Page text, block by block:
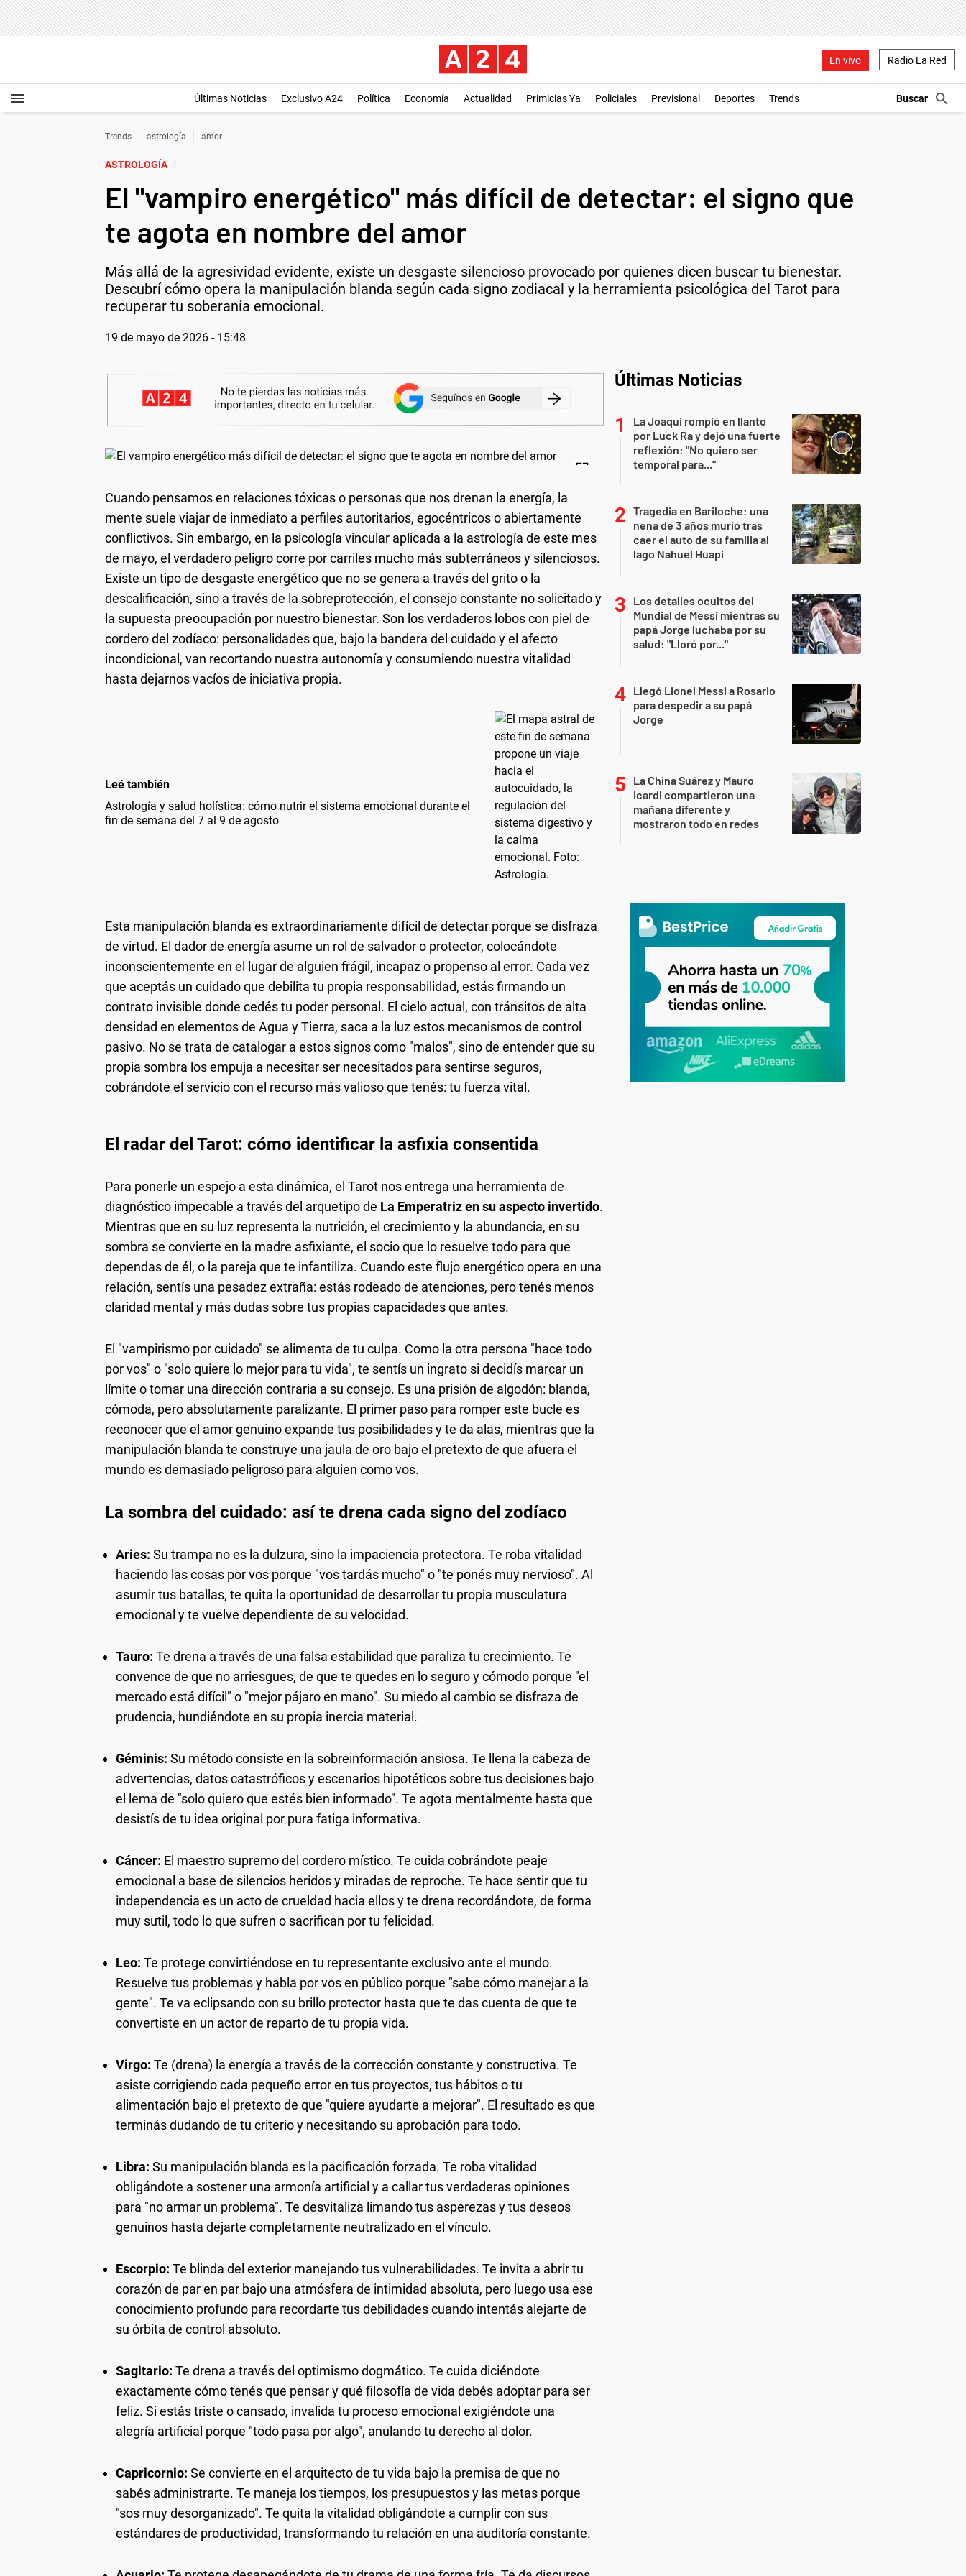
En vivo Radio La Red
Últimas Noticias Exclusivo A24 Política Economía Actualidad Primicias Ya Policiales Previsional Deportes Trends
Trends astrología amor
ASTROLOGÍA
El "vampiro energético" más difícil de detectar: el signo que
te agota en nombre del amor
Más allá de la agresividad evidente, existe un desgaste silencioso provocado por quienes dicen buscar tu bienestar.
Descubrí cómo opera la manipulación blanda según cada signo zodiacal y la herramienta psicológica del Tarot para
recuperar tu soberanía emocional.
19 de mayo de 2026 - 15:48
Cuando pensamos en relaciones tóxicas o personas que nos drenan la energía, la
mente suele viajar de inmediato a perfiles autoritarios, egocéntricos o abiertamente
conflictivos. Sin embargo, en la psicología vincular aplicada a la astrología de este mes
de mayo, el verdadero peligro corre por carriles mucho más subterráneos y silenciosos.
Existe un tipo de desgaste energético que no se genera a través del grito o la
descalificación, sino a través de la sobreprotección, el consejo constante no solicitado y
la supuesta preocupación por nuestro bienestar. Son los verdaderos lobos con piel de
cordero del zodíaco: personalidades que, bajo la bandera del cuidado y el afecto
incondicional, van recortando nuestra autonomía y consumiendo nuestra vitalidad
hasta dejarnos vacíos de iniciativa propia.
Leé también
Astrología y salud holística: cómo nutrir el sistema emocional durante el
fin de semana del 7 al 9 de agosto
Esta manipulación blanda es extraordinariamente difícil de detectar porque se disfraza
de virtud. El dador de energía asume un rol de salvador o protector, colocándote
inconscientemente en el lugar de alguien frágil, incapaz o propenso al error. Cada vez
que aceptás un cuidado que debilita tu propia responsabilidad, estás firmando un
contrato invisible donde cedés tu poder personal. El cielo actual, con tránsitos de alta
densidad en elementos de Agua y Tierra, saca a la luz estos mecanismos de control
pasivo. No se trata de catalogar a estos signos como "malos", sino de entender que su
propia sombra los empuja a necesitar ser necesitados para sentirse seguros,
cobrándote el servicio con el recurso más valioso que tenés: tu fuerza vital.
El radar del Tarot: cómo identificar la asfixia consentida
Para ponerle un espejo a esta dinámica, el Tarot nos entrega una herramienta de
diagnóstico impecable a través del arquetipo de La Emperatriz en su aspecto invertido.
Mientras que en su luz representa la nutrición, el crecimiento y la abundancia, en su
sombra se convierte en la madre asfixiante, el socio que lo resuelve todo para que
dependas de él, o la pareja que te infantiliza. Cuando este flujo energético opera en una
relación, sentís una pesadez extraña: estás rodeado de atenciones, pero tenés menos
claridad mental y más dudas sobre tus propias capacidades que antes.
El "vampirismo por cuidado" se alimenta de tu culpa. Como la otra persona "hace todo
por vos" o "solo quiere lo mejor para tu vida", te sentís un ingrato si decidís marcar un
límite o tomar una dirección contraria a su consejo. Es una prisión de algodón: blanda,
cómoda, pero absolutamente paralizante. El primer paso para romper este bucle es
reconocer que el amor genuino expande tus posibilidades y te da alas, mientras que la
manipulación blanda te construye una jaula de oro bajo el pretexto de que afuera el
mundo es demasiado peligroso para alguien como vos.
La sombra del cuidado: así te drena cada signo del zodíaco
Aries: Su trampa no es la dulzura, sino la impaciencia protectora. Te roba vitalidad
haciendo las cosas por vos porque "vos tardás mucho" o "te ponés muy nervioso". Al
asumir tus batallas, te quita la oportunidad de desarrollar tu propia musculatura
emocional y te vuelve dependiente de su velocidad.
Tauro: Te drena a través de una falsa estabilidad que paraliza tu crecimiento. Te
convence de que no arriesgues, de que te quedes en lo seguro y cómodo porque "el
mercado está difícil" o "mejor pájaro en mano". Su miedo al cambio se disfraza de
prudencia, hundiéndote en su propia inercia material.
Géminis: Su método consiste en la sobreinformación ansiosa. Te llena la cabeza de
advertencias, datos catastróficos y escenarios hipotéticos sobre tus decisiones bajo
el lema de "solo quiero que estés bien informado". Te agota mentalmente hasta que
desistís de tu idea original por pura fatiga informativa.
Cáncer: El maestro supremo del cordero místico. Te cuida cobrándote peaje
emocional a base de silencios heridos y miradas de reproche. Te hace sentir que tu
independencia es un acto de crueldad hacia ellos y te drena recordándote, de forma
muy sutil, todo lo que sufren o sacrifican por tu felicidad.
Leo: Te protege convirtiéndose en tu representante exclusivo ante el mundo.
Resuelve tus problemas y habla por vos en público porque "sabe cómo manejar a la
gente". Te va eclipsando con su brillo protector hasta que te das cuenta de que te
convertiste en un actor de reparto de tu propia vida.
Virgo: Te (drena) la energía a través de la corrección constante y constructiva. Te
asiste corrigiendo cada pequeño error en tus proyectos, tus hábitos o tu
alimentación bajo el pretexto de que "quiere ayudarte a mejorar". El resultado es que
terminás dudando de tu criterio y necesitando su aprobación para todo.
Libra: Su manipulación blanda es la pacificación forzada. Te roba vitalidad
obligándote a sostener una armonía artificial y a callar tus verdaderas opiniones
para "no armar un problema". Te desvitaliza limando tus asperezas y tus deseos
genuinos hasta dejarte completamente neutralizado en el vínculo.
Escorpio: Te blinda del exterior manejando tus vulnerabilidades. Te invita a abrir tu
corazón de par en par bajo una atmósfera de intimidad absoluta, pero luego usa ese
conocimiento profundo para recordarte tus debilidades cuando intentás alejarte de
su órbita de control absoluto.
Sagitario: Te drena a través del optimismo dogmático. Te cuida diciéndote
exactamente cómo tenés que pensar y qué filosofía de vida debés adoptar para ser
feliz. Si estás triste o cansado, invalida tu proceso emocional exigiéndote una
alegría artificial porque "todo pasa por algo", anulando tu derecho al dolor.
Capricornio: Se convierte en el arquitecto de tu vida bajo la premisa de que no
sabés administrarte. Te maneja los tiempos, los presupuestos y las metas porque
"sos muy desorganizado". Te quita la vitalidad obligándote a cumplir con sus
estándares de productividad, transformando tu relación en una auditoría constante.
Últimas Noticias
La Joaqui rompió en llanto
por Luck Ra y dejó una fuerte
reflexión: "No quiero ser
temporal para..."
Tragedia en Bariloche: una
nena de 3 años murió tras
caer el auto de su familia al
lago Nahuel Huapi
Los detalles ocultos del
Mundial de Messi mientras su
papá Jorge luchaba por su
salud: "Lloró por..."
Llegó Lionel Messi a Rosario
para despedir a su papá
Jorge
La China Suárez y Mauro
Icardi compartieron una
mañana diferente y
mostraron todo en redes